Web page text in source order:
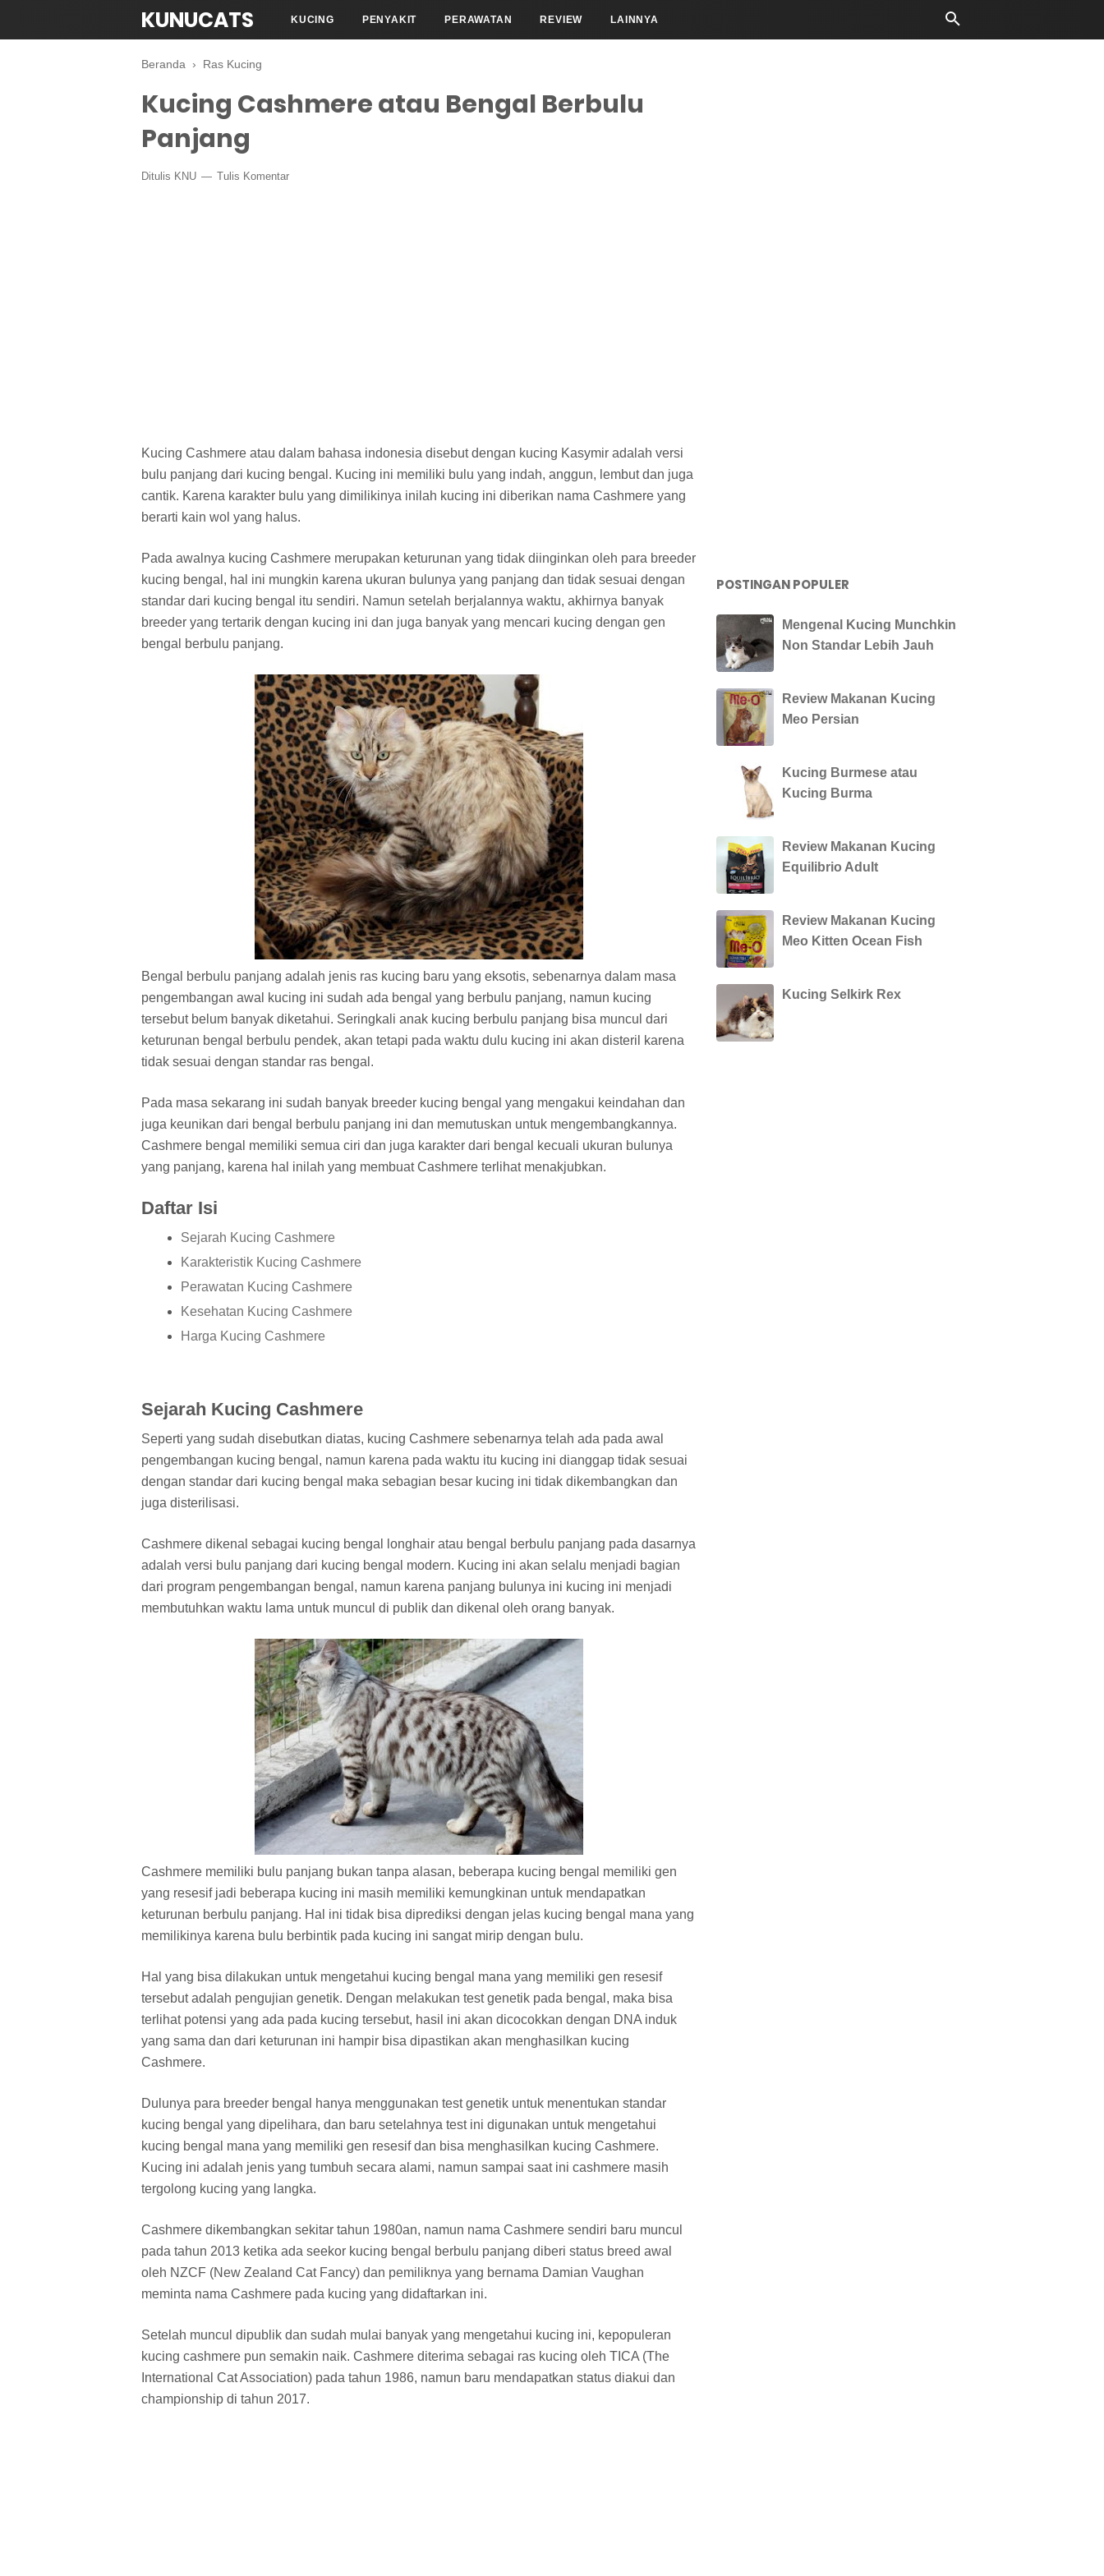
KUNUCATS KUCING PENYAKIT PERAWATAN REVIEW LAINNYA
Beranda › Ras Kucing
Kucing Cashmere atau Bengal Berbulu
Panjang
Ditulis KNU Tulis Komentar
Kucing Cashmere atau dalam bahasa indonesia disebut dengan kucing Kasymir adalah versi
bulu panjang dari kucing bengal. Kucing ini memiliki bulu yang indah, anggun, lembut dan juga
cantik. Karena karakter bulu yang dimilikinya inilah kucing ini diberikan nama Cashmere yang
berarti kain wol yang halus.
Pada awalnya kucing Cashmere merupakan keturunan yang tidak diinginkan oleh para breeder
kucing bengal, hal ini mungkin karena ukuran bulunya yang panjang dan tidak sesuai dengan
standar dari kucing bengal itu sendiri. Namun setelah berjalannya waktu, akhirnya banyak
breeder yang tertarik dengan kucing ini dan juga banyak yang mencari kucing dengan gen
bengal berbulu panjang.
Bengal berbulu panjang adalah jenis ras kucing baru yang eksotis, sebenarnya dalam masa
pengembangan awal kucing ini sudah ada bengal yang berbulu panjang, namun kucing
tersebut belum banyak diketahui. Seringkali anak kucing berbulu panjang bisa muncul dari
keturunan bengal berbulu pendek, akan tetapi pada waktu dulu kucing ini akan disteril karena
tidak sesuai dengan standar ras bengal.
Pada masa sekarang ini sudah banyak breeder kucing bengal yang mengakui keindahan dan
juga keunikan dari bengal berbulu panjang ini dan memutuskan untuk mengembangkannya.
Cashmere bengal memiliki semua ciri dan juga karakter dari bengal kecuali ukuran bulunya
yang panjang, karena hal inilah yang membuat Cashmere terlihat menakjubkan.
Daftar Isi
Sejarah Kucing Cashmere
Karakteristik Kucing Cashmere
Perawatan Kucing Cashmere
Kesehatan Kucing Cashmere
Harga Kucing Cashmere
Sejarah Kucing Cashmere
Seperti yang sudah disebutkan diatas, kucing Cashmere sebenarnya telah ada pada awal
pengembangan kucing bengal, namun karena pada waktu itu kucing ini dianggap tidak sesuai
dengan standar dari kucing bengal maka sebagian besar kucing ini tidak dikembangkan dan
juga disterilisasi.
Cashmere dikenal sebagai kucing bengal longhair atau bengal berbulu panjang pada dasarnya
adalah versi bulu panjang dari kucing bengal modern. Kucing ini akan selalu menjadi bagian
dari program pengembangan bengal, namun karena panjang bulunya ini kucing ini menjadi
membutuhkan waktu lama untuk muncul di publik dan dikenal oleh orang banyak.
Cashmere memiliki bulu panjang bukan tanpa alasan, beberapa kucing bengal memiliki gen
yang resesif jadi beberapa kucing ini masih memiliki kemungkinan untuk mendapatkan
keturunan berbulu panjang. Hal ini tidak bisa diprediksi dengan jelas kucing bengal mana yang
memilikinya karena bulu berbintik pada kucing ini sangat mirip dengan bulu.
Hal yang bisa dilakukan untuk mengetahui kucing bengal mana yang memiliki gen resesif
tersebut adalah pengujian genetik. Dengan melakukan test genetik pada bengal, maka bisa
terlihat potensi yang ada pada kucing tersebut, hasil ini akan dicocokkan dengan DNA induk
yang sama dan dari keturunan ini hampir bisa dipastikan akan menghasilkan kucing
Cashmere.
Dulunya para breeder bengal hanya menggunakan test genetik untuk menentukan standar
kucing bengal yang dipelihara, dan baru setelahnya test ini digunakan untuk mengetahui
kucing bengal mana yang memiliki gen resesif dan bisa menghasilkan kucing Cashmere.
Kucing ini adalah jenis yang tumbuh secara alami, namun sampai saat ini cashmere masih
tergolong kucing yang langka.
Cashmere dikembangkan sekitar tahun 1980an, namun nama Cashmere sendiri baru muncul
pada tahun 2013 ketika ada seekor kucing bengal berbulu panjang diberi status breed awal
oleh NZCF (New Zealand Cat Fancy) dan pemiliknya yang bernama Damian Vaughan
meminta nama Cashmere pada kucing yang didaftarkan ini.
Setelah muncul dipublik dan sudah mulai banyak yang mengetahui kucing ini, kepopuleran
kucing cashmere pun semakin naik. Cashmere diterima sebagai ras kucing oleh TICA (The
International Cat Association) pada tahun 1986, namun baru mendapatkan status diakui dan
championship di tahun 2017.
POSTINGAN POPULER
Mengenal Kucing Munchkin
Non Standar Lebih Jauh
Review Makanan Kucing
Meo Persian
Kucing Burmese atau
Kucing Burma
Review Makanan Kucing
Equilibrio Adult
Review Makanan Kucing
Meo Kitten Ocean Fish
Kucing Selkirk Rex